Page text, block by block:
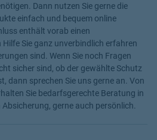
Dann nutzen Sie gerne die
einfach und bequem online
enthält vorab einen
Sie ganz unverbindlich erfahren
sind. Wenn Sie noch Fragen
sicher sind, ob der gewählte Schutz
dann sprechen Sie uns gerne an. Von
Sie bedarfsgerechte Beratung in
gerne auch persönlich.